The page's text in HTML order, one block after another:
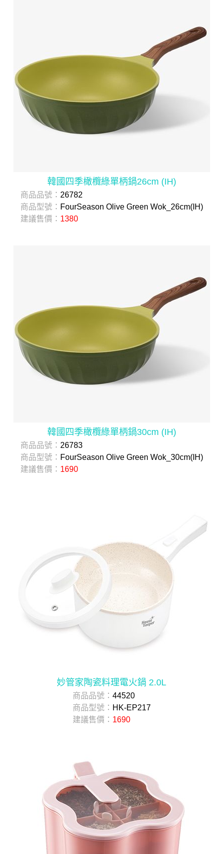
韓國四季橄欖綠單柄鍋26cm (IH)
商品品號： 26782
商品型號： FourSeason Olive Green Wok_26cm(IH)
建議售價： 1380
韓國四季橄欖綠單柄鍋30cm (IH)
商品品號： 26783
商品型號： FourSeason Olive Green Wok_30cm(IH)
建議售價： 1690
妙管家陶瓷料理電火鍋 2.0L
商品品號： 44520
商品型號： HK-EP217
建議售價： 1690